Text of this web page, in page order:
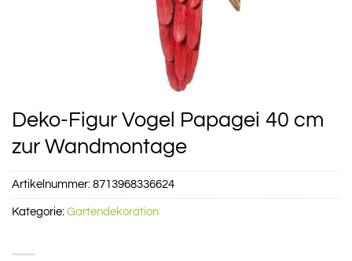
Deko-Figur Vogel Papagei 40 cm
zur Wandmontage
Artikelnummer: 8713968336624
Kategorie: Gartendekoration